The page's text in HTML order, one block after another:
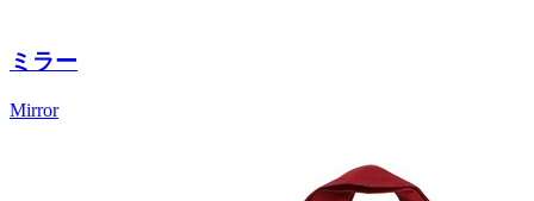
ミラー
Mirror